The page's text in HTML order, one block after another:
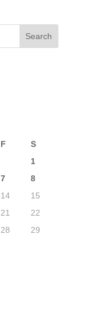
F
S
1
7
8
14
15
21
22
28
29